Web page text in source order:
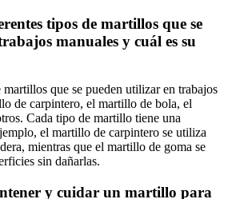
tipos de martillos que se
manuales y cuál es su
que se pueden utilizar en trabajos
de carpintero, el martillo de bola, el
Cada tipo de martillo tiene una
el martillo de carpintero se utiliza
mientras que el martillo de goma se
sin dañarlas.
y cuidar un martillo para